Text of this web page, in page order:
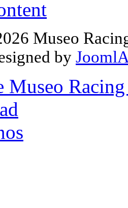
Museo
by
Museo